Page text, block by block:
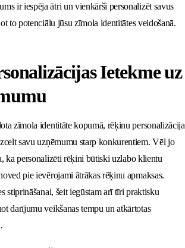
ir iespēja ātri un vienkārši personalizēt savus
to potenciālu jūsu zīmola identitātes veidošanā.
Ietekme uz
zīmola identitāte kopumā, rēķinu personalizācija
savu uzņēmumu starp konkurentiem. Vēl jo
ka personalizēti rēķini būtiski uzlabo klientu
pie ievērojami ātrākas rēķinu apmaksas.
stiprināšanai, šeit iegūstam arī tīri praktisku
darījumu veikšanas tempu un atkārtotas